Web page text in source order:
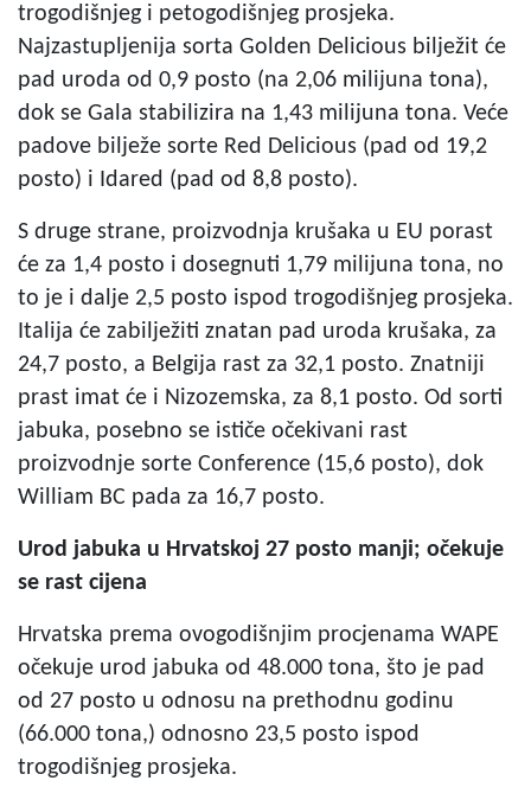
trogodišnjeg i petogodišnjeg prosjeka.
Najzastupljenija sorta Golden Delicious bilježit će
pad uroda od 0,9 posto (na 2,06 milijuna tona),
dok se Gala stabilizira na 1,43 milijuna tona. Veće
padove bilježe sorte Red Delicious (pad od 19,2
posto) i Idared (pad od 8,8 posto).
S druge strane, proizvodnja krušaka u EU porast
će za 1,4 posto i dosegnuti 1,79 milijuna tona, no
to je i dalje 2,5 posto ispod trogodišnjeg prosjeka.
Italija će zabilježiti znatan pad uroda krušaka, za
24,7 posto, a Belgija rast za 32,1 posto. Znatniji
prast imat će i Nizozemska, za 8,1 posto. Od sorti
jabuka, posebno se ističe očekivani rast
proizvodnje sorte Conference (15,6 posto), dok
William BC pada za 16,7 posto.
Urod jabuka u Hrvatskoj 27 posto manji; očekuje
se rast cijena
Hrvatska prema ovogodišnjim procjenama WAPE
očekuje urod jabuka od 48.000 tona, što je pad
od 27 posto u odnosu na prethodnu godinu
(66.000 tona,) odnosno 23,5 posto ispod
trogodišnjeg prosjeka.